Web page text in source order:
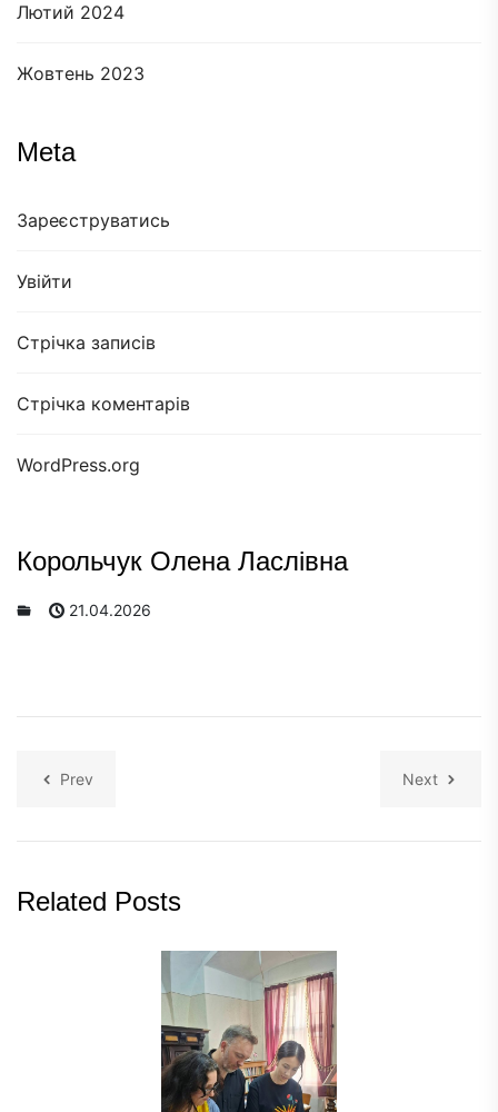
Лютий 2024
Жовтень 2023
Meta
Зареєструватись
Увійти
Стрічка записів
Стрічка коментарів
WordPress.org
Корольчук Олена Ласлівна
21.04.2026
Prev Next
Related Posts